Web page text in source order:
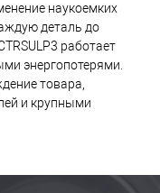
наукоемких
деталь до
работает
энергопотерями.
товара,
и крупными